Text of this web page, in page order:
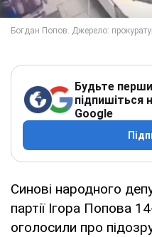
Будьте
підпишіться
Google
Синові народного
партії Ігора Попова
оголосили про